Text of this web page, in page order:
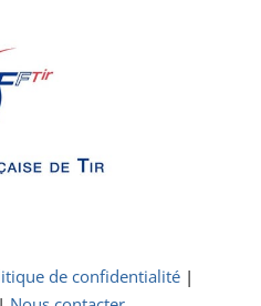
de confidentialité |